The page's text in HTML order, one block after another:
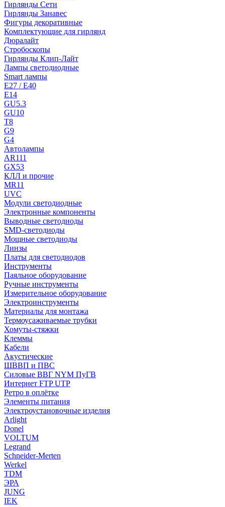
Гирлянды Сети
Гирлянды Занавес
Фигуры декоративные
Комплектующие для гирлянд
Дюралайт
Стробоскопы
Гирлянды Клип-Лайт
Лампы светодиодные
Smart лампы
E27 / E40
E14
GU5.3
GU10
T8
G9
G4
Автолампы
AR111
GX53
КЛЛ и прочие
MR11
UVC
Модули светодиодные
Электронные компоненты
Выводные светодиоды
SMD-светодиоды
Мощные светодиоды
Линзы
Платы для светодиодов
Инструменты
Паяльное оборудование
Ручные инструменты
Измерительное оборудование
Электроинструменты
Материалы для монтажа
Термоусаживаемые трубки
Хомуты-стяжки
Клеммы
Кабели
Акустические
ШВВП и ПВС
Силовые ВВГ NYM ПуГВ
Интернет FTP UTP
Ретро в оплётке
Элементы питания
Электроустановочные изделия
Arlight
Donel
VOLTUM
Legrand
Schneider-Merten
Werkel
TDM
ЭРА
JUNG
IEK